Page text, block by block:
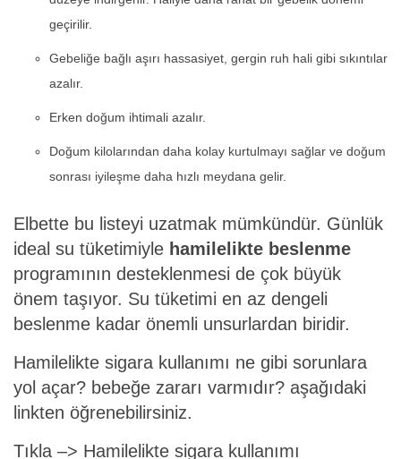
geçirilir.
Gebeliğe bağlı aşırı hassasiyet, gergin ruh hali gibi sıkıntılar
azalır.
Erken doğum ihtimali azalır.
Doğum kilolarından daha kolay kurtulmayı sağlar ve doğum
sonrası iyileşme daha hızlı meydana gelir.
Elbette bu listeyi uzatmak mümkündür. Günlük
ideal su tüketimiyle hamilelikte beslenme
programının desteklenmesi de çok büyük
önem taşıyor. Su tüketimi en az dengeli
beslenme kadar önemli unsurlardan biridir.
Hamilelikte sigara kullanımı ne gibi sorunlara
yol açar? bebeğe zararı varmıdır? aşağıdaki
linkten öğrenebilirsiniz.
Tıkla –> Hamilelikte sigara kullanımı